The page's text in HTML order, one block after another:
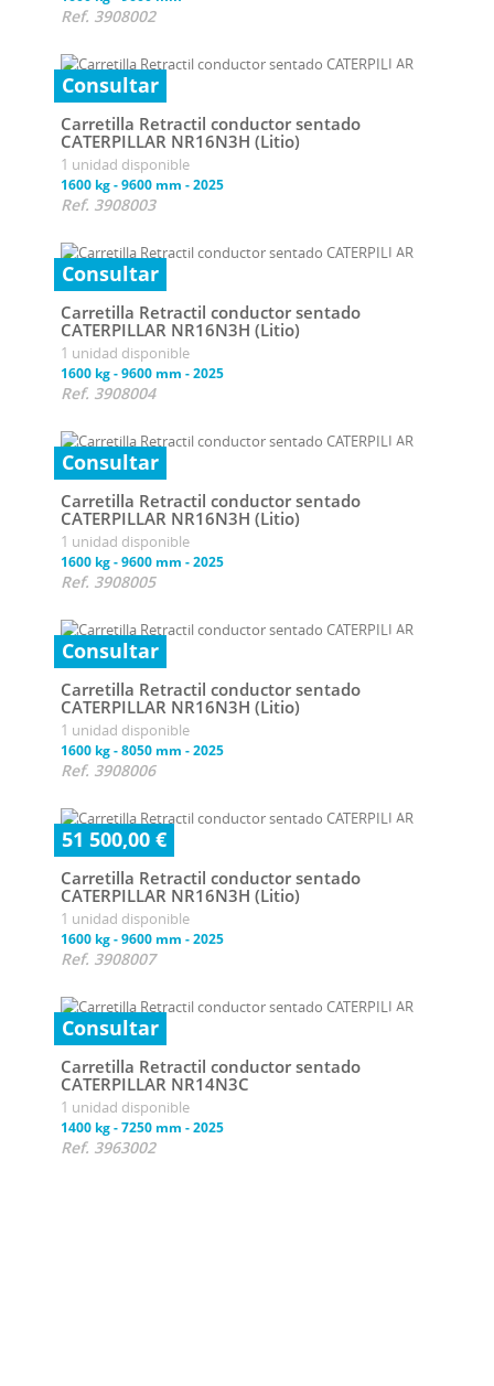
Ref. 3908002
Consultar
Carretilla Retractil conductor sentado
CATERPILLAR NR16N3H (Litio)
1 unidad disponible
1600 kg-9600 mm -2025
Ref. 3908003
Consultar
Carretilla Retractil conductor sentado
CATERPILLAR NR16N3H (Litio)
1 unidad disponible
1600 kg-9600 mm -2025
Ref. 3908004
Consultar
Carretilla Retractil conductor sentado
CATERPILLAR NR16N3H (Litio)
1 unidad disponible
1600 kg-9600 mm -2025
Ref. 3908005
Consultar
Carretilla Retractil conductor sentado
CATERPILLAR NR16N3H (Litio)
1 unidad disponible
1600 kg-8050 mm -2025
Ref. 3908006
51 500,00 €
Carretilla Retractil conductor sentado
CATERPILLAR NR16N3H (Litio)
1 unidad disponible
1600 kg-9600 mm -2025
Ref. 3908007
Consultar
Carretilla Retractil conductor sentado
CATERPILLAR NR14N3C
1 unidad disponible
1400 kg-7250 mm -2025
Ref. 3963002